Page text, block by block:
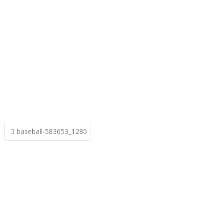
Post
navigation
baseball-583653_1280